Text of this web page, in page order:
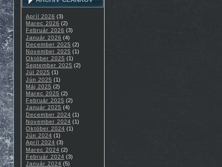
Apríl 2026 (3)
Marec 2026 (2)
Február 2026 (3)
Január 2026 (4)
December 2025 (2)
November 2025 (1)
Október 2025 (1)
September 2025 (2)
Júl 2025 (1)
Jún 2025 (1)
Máj 2025 (2)
Marec 2025 (2)
Február 2025 (2)
Január 2025 (4)
December 2024 (1)
November 2024 (1)
Október 2024 (1)
Jún 2024 (1)
Apríl 2024 (3)
Marec 2024 (2)
Február 2024 (3)
Január 2024 (5)